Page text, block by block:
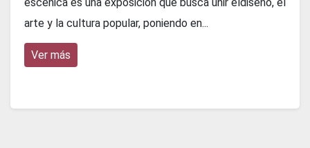
escénica es una exposición que busca unir eldiseño, el
arte y la cultura popular, poniendo en...
Ver más